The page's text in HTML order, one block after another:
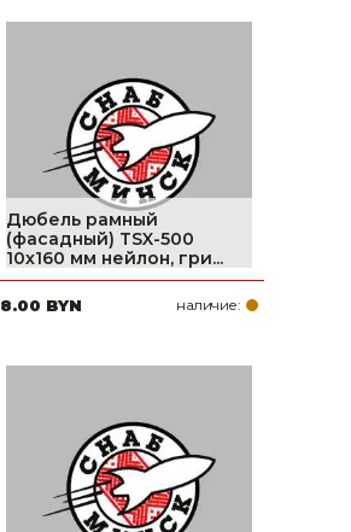
Дюбель рамный
(фасадный) TSX-500
10х160 мм нейлон, гри...
8.00 BYN наличие: